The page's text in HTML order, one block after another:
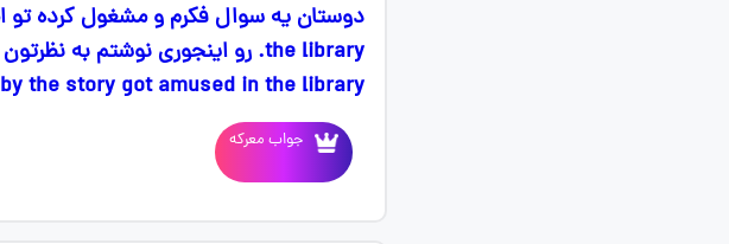
by the story got amused in the library.
جواب معرکه